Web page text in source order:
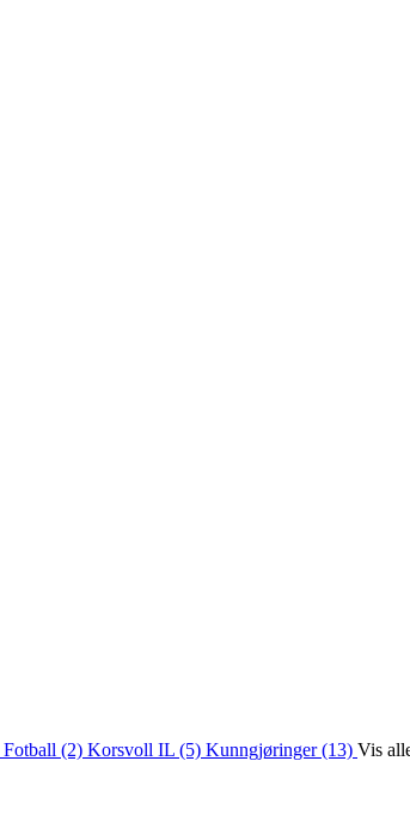
Fotball (2) Korsvoll IL (5) Kunngjøringer (13) Vis